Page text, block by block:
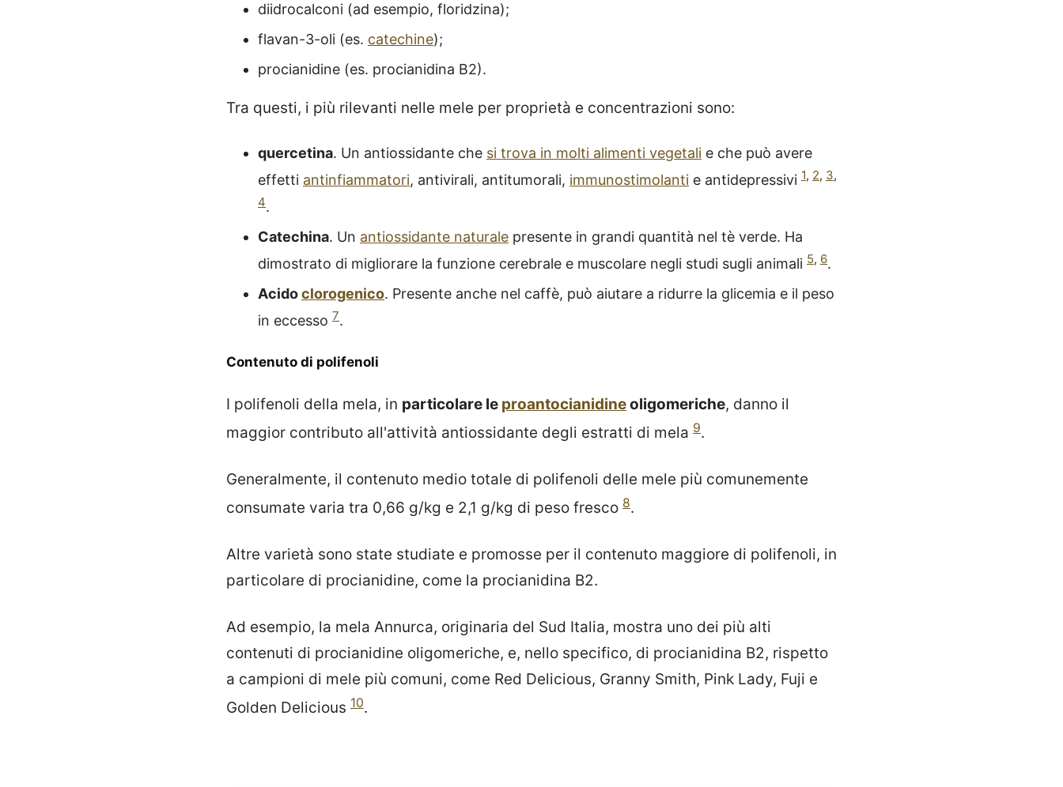
diidrocalconi (ad esempio, floridzina);
flavan-3-oli (es. catechine);
procianidine (es. procianidina B2).
Tra questi, i più rilevanti nelle mele per proprietà e concentrazioni sono:
quercetina. Un antiossidante che si trova in molti alimenti vegetali e che può avere
effetti antinfiammatori, antivirali, antitumorali, immunostimolanti e antidepressivi 1, 2, 3,
4.
Catechina. Un antiossidante naturale presente in grandi quantità nel tè verde. Ha
dimostrato di migliorare la funzione cerebrale e muscolare negli studi sugli animali 5, 6.
Acidoclorogenico. Presente anche nel caffè, può aiutare a ridurre la glicemia e il peso
in eccesso 7.
Contenuto di polifenoli
I polifenoli della mela, in particolare le proantocianidineoligomeriche, danno il
maggior contributo all'attività antiossidante degli estratti di mela 9.
Generalmente, il contenuto medio totale di polifenoli delle mele più comunemente
consumate varia tra 0,66 g/kg e 2,1 g/kg di peso fresco 8.
Altre varietà sono state studiate e promosse per il contenuto maggiore di polifenoli, in
particolare di procianidine, come la procianidina B2.
Ad esempio, la mela Annurca, originaria del Sud Italia, mostra uno dei più alti
contenuti di procianidine oligomeriche, e, nello specifico, di procianidina B2, rispetto
a campioni di mele più comuni, come Red Delicious, Granny Smith, Pink Lady, Fuji e
Golden Delicious 10.